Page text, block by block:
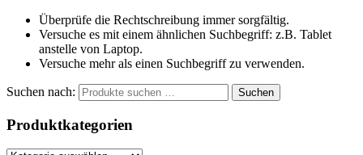
Überprüfe die Rechtschreibung immer sorgfältig.
Versuche es mit einem ähnlichen Suchbegriff: z.B. Tablet
anstelle von Laptop.
Versuche mehr als einen Suchbegriff zu verwenden.
Suchen nach: Suchen
Produktkategorien